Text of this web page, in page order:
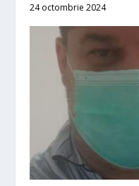
24 octombrie 2024